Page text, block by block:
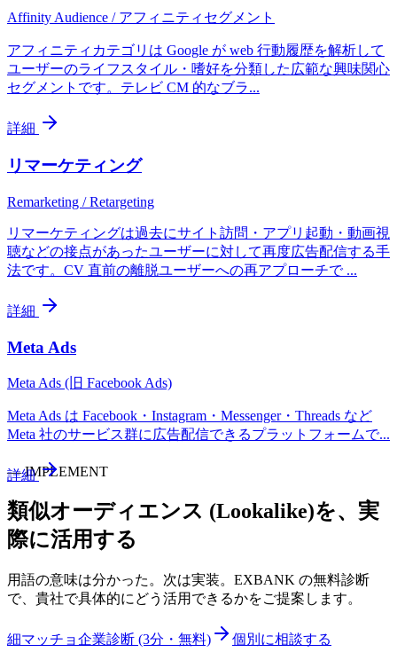
Affinity Audience / アフィニティセグメント
アフィニティカテゴリは Google が web 行動履歴を解析して
ユーザーのライフスタイル・嗜好を分類した広範な興味関心
セグメントです。テレビ CM 的なブラ...
詳細
リマーケティング
Remarketing / Retargeting
リマーケティングは過去にサイト訪問・アプリ起動・動画視
聴などの接点があったユーザーに対して再度広告配信する手
法です。CV 直前の離脱ユーザーへの再アプローチで ...
詳細
Meta Ads
Meta Ads (旧 Facebook Ads)
Meta Ads は Facebook・Instagram・Messenger・Threads など
Meta 社のサービス群に広告配信できるプラットフォームで...
詳細
—IMPLEMENT
類似オーディエンス (Lookalike)を、実
際に活用する
用語の意味は分かった。次は実装。EXBANK の無料診断
で、貴社で具体的にどう活用できるかをご提案します。
細マッチョ企業診断 (3分・無料) 個別に相談する